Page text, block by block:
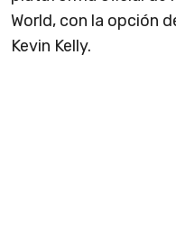
World, con la opción
Kevin Kelly.